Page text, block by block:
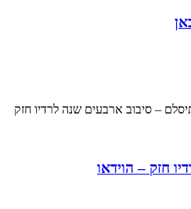
– סיבוב ארבעים שנה לרדיו חזק